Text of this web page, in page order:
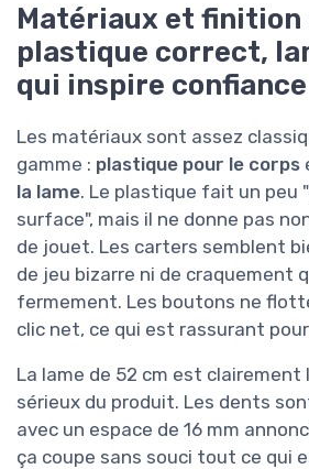
Matériaux et finition
plastique correct,
qui inspire confiance
Les matériaux sont assez
gamme : plastique pour le corps
la lame. Le plastique fait un peu
surface", mais il ne donne pas
de jouet. Les carters semblent
de jeu bizarre ni de craquement
fermement. Les boutons ne
clic net, ce qui est rassurant
La lame de 52 cm est clairement
sérieux du produit. Les dents
avec un espace de 16 mm
ça coupe sans souci tout ce qui